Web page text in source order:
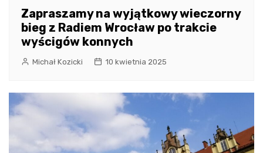
Zapraszamy na wyjątkowy wieczorny
bieg z Radiem Wrocław po trakcie
wyścigów konnych
Michał Kozicki 10 kwietnia 2025